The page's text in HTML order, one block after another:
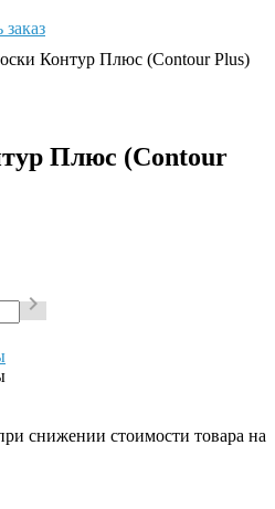
Контур Плюс (Contour Plus)
Плюс (Contour

снижении стоимости товара на